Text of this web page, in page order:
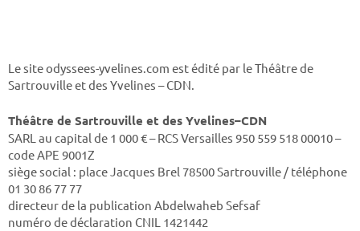
Le site odyssees-yvelines.com est édité par le Théâtre de
Sartrouville et des Yvelines – CDN.
Théâtre de Sartrouville et des Yvelines–CDN
SARL au capital de 1 000 € – RCS Versailles 950 559 518 00010 –
code APE 9001Z
siège social : place Jacques Brel 78500 Sartrouville / téléphone
01 30 86 77 77
directeur de la publication Abdelwaheb Sefsaf
numéro de déclaration CNIL 1421442